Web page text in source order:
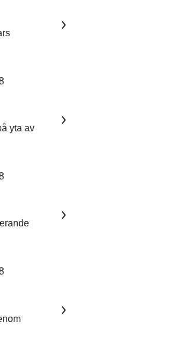
yta av